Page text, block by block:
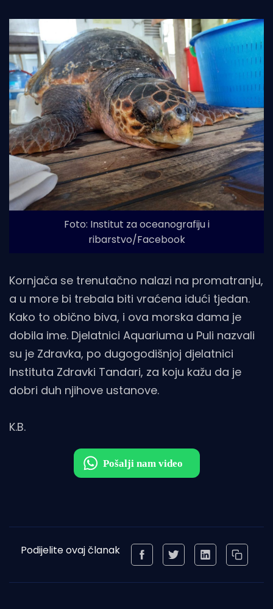
Foto: Institut za oceanografiju i
ribarstvo/Facebook
Kornjača se trenutačno nalazi na promatranju,
a u more bi trebala biti vraćena idući tjedan.
Kako to obično biva, i ova morska dama je
dobila ime. Djelatnici Aquariuma u Puli nazvali
su je Zdravka, po dugogodišnjoj djelatnici
Instituta Zdravki Tandari, za koju kažu da je
dobri duh njihove ustanove.
K.B.
Podijelite ovaj članak